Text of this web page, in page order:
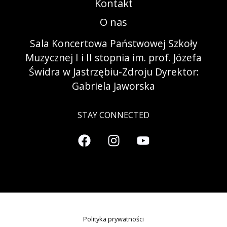
Kontakt
O nas
Sala Koncertowa Państwowej Szkoły
Muzycznej I i II stopnia im. prof. Józefa
Świdra w Jastrzębiu-Zdroju Dyrektor:
Gabriela Jaworska
STAY CONNECTED
Polityka prywatności